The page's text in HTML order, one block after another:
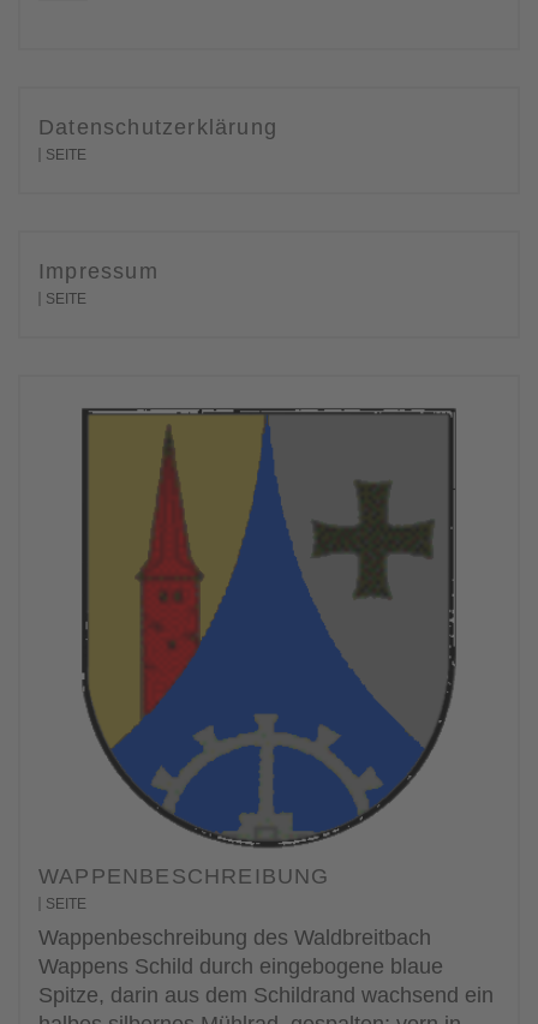
Datenschutzerklärung
SEITE
Impressum
SEITE
WAPPENBESCHREIBUNG
SEITE
Wappenbeschreibung des Waldbreitbach
Wappens Schild durch eingebogene blaue
Spitze, darin aus dem Schildrand wachsend ein